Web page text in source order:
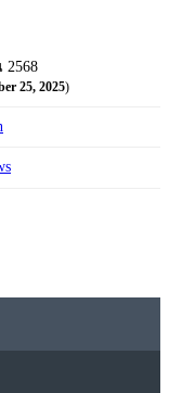
25, 2025)